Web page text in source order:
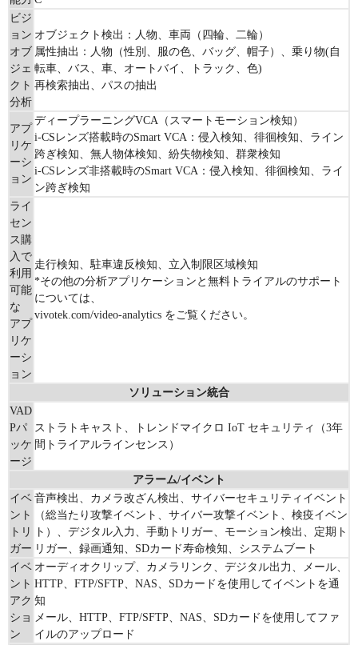
ビジ
ョン
オブ
ジェ
クト
分析
オブジェクト検出：人物、車両（四輪、二輪）
属性抽出：人物（性別、服の色、バッグ、帽子）、乗り物(自
転車、バス、車、オートバイ、トラック、色)
再検索抽出、パスの抽出
アプ
リケ
ーシ
ョン
ディープラーニングVCA（スマートモーション検知）
i-CSレンズ搭載時のSmart VCA：侵入検知、徘徊検知、ライン
跨ぎ検知、無人物体検知、紛失物検知、群衆検知
i-CSレンズ非搭載時のSmart VCA：侵入検知、徘徊検知、ライ
ン跨ぎ検知
ライ
セン
ス購
入で
利用
可能
な
アプ
リケ
ーシ
ョン
走行検知、駐車違反検知、立入制限区域検知
*その他の分析アプリケーションと無料トライアルのサポート
については、
vivotek.com/video-analytics をご覧ください。
ソリューション統合
VAD
Pパ
ッケ
ージ
ストラトキャスト、トレンドマイクロ IoT セキュリティ（3年
間トライアルラインセンス）
アラーム/イベント
イベ
ント
トリ
ガー
音声検出、カメラ改ざん検出、サイバーセキュリティイベント
（総当たり攻撃イベント、サイバー攻撃イベント、検疫イベン
ト）、デジタル入力、手動トリガー、モーション検出、定期ト
リガー、録画通知、SDカード寿命検知、システムブート
イベ
ント
アク
ショ
ン
オーディオクリップ、カメラリンク、デジタル出力、メール、
HTTP、FTP/SFTP、NAS、SDカードを使用してイベントを通
知
メール、HTTP、FTP/SFTP、NAS、SDカードを使用してファ
イルのアップロード